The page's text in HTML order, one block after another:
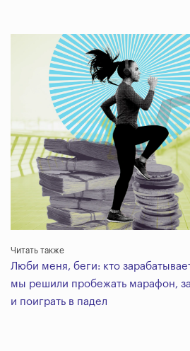
Читать также
Люби меня, беги: кто
мы решили пробежать марафон,
и поиграть в падел